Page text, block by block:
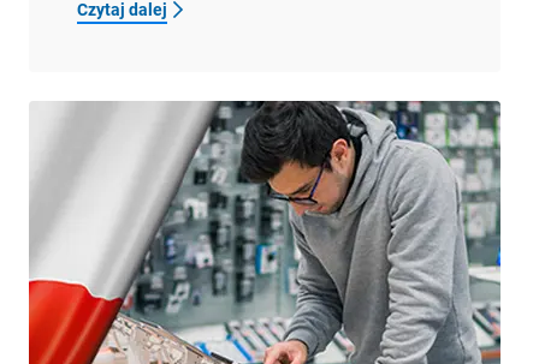
ładowania do USB-C ma duży wpływ na
konsekwencje może mieć dyrektywa obejmująca
całą Unię Europejską i czy stanowi realne
zagrożenie dla handlu?
Czytaj dalej